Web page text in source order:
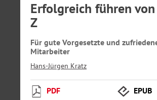
Erfolgreich führen von
Z
Für gute Vorgesetzte und
Mitarbeiter
Hans-Jürgen Kratz
PDF EPUB